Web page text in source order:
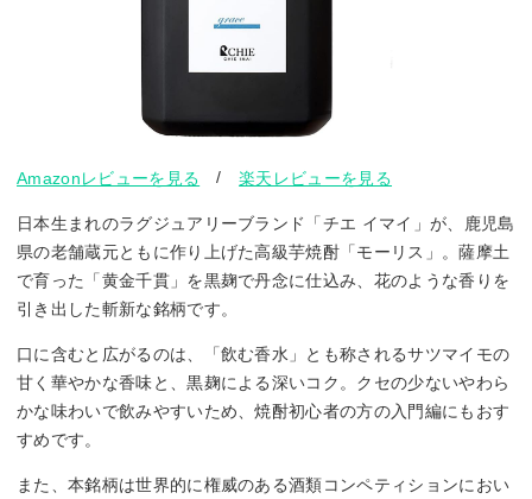
Amazonレビューを見る /楽天レビューを見る
日本生まれのラグジュアリーブランド「チエ イマイ」が、鹿児島
県の老舗蔵元ともに作り上げた高級芋焼酎「モーリス」。薩摩土
で育った「黄金千貫」を黒麹で丹念に仕込み、花のような香りを
引き出した斬新な銘柄です。
口に含むと広がるのは、「飲む香水」とも称されるサツマイモの
甘く華やかな香味と、黒麹による深いコク。クセの少ないやわら
かな味わいで飲みやすいため、焼酎初心者の方の入門編にもおす
すめです。
また、本銘柄は世界的に権威のある酒類コンペティションにおい